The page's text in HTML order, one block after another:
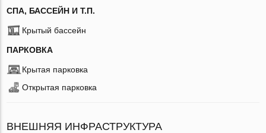
СПА, БАССЕЙН И Т.П.
Крытый бассейн
ПАРКОВКА
Крытая парковка
Открытая парковка
ВНЕШНЯЯ ИНФРАСТРУКТУРА